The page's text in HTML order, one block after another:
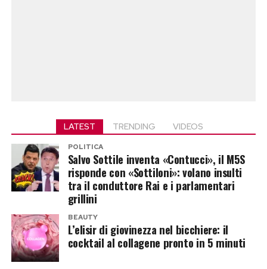
LATEST TRENDING VIDEOS
POLITICA
Salvo Sottile inventa «Contucci», il M5S
risponde con «Sottiloni»: volano insulti
tra il conduttore Rai e i parlamentari
grillini
BEAUTY
L’elisir di giovinezza nel bicchiere: il
cocktail al collagene pronto in 5 minuti